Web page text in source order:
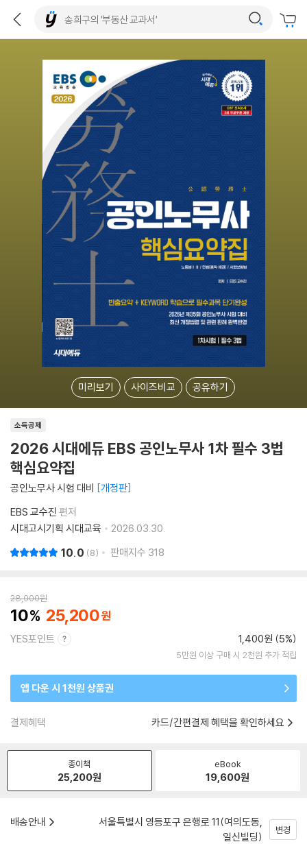
미리보기 사이즈비교 공유하기
소득공제
2026 시대에듀 EBS 공인노무사 1차 필수 3법
핵심요약집
공인노무사 시험 대비 개정판
EBS 교수진 편저
시대고시기획 시대교육
2026.03.30.
10.0 8 판매지수 318
28,000원
10 25,200
YES포인트 1,400원 (5%)
5만원 이상 구매 시 2천원 추가 적립
앱 다운 시 1천원 상품권
결제혜택 카드/간편결제 혜택을 확인하세요
종이책
25,200원
eBook
19,600원
배송안내
서울특별시 영등포구 은행로 11(여의도동,
일신빌딩)
변경